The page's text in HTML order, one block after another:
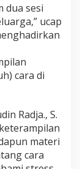
dua sesi
ucap
cara di
Radja., S.
materi
cara